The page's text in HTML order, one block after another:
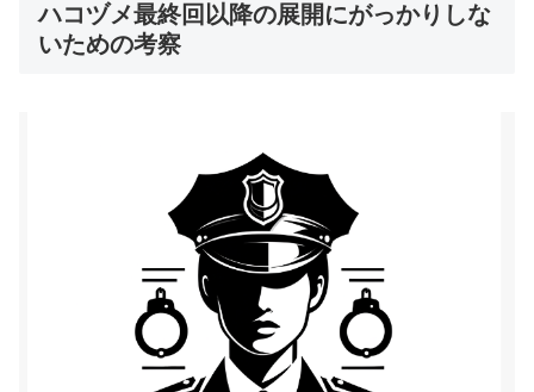
ハコヅメ最終回以降の展開にがっかりしな
いための考察